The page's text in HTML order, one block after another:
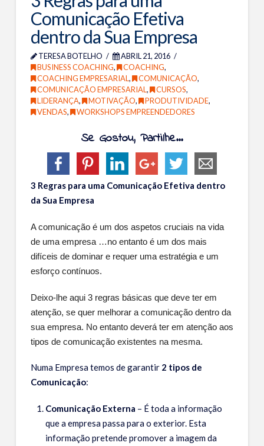
Terapia da Linha do Tempo
Coaching de Equipas Comerciais
Woman’s Executive Coaching
Workshops
Workshops para Empresários
Programas de Coaching
Curso Propósito de Vida
RECURSOS
Oferta de Sessão de Business Coaching 1-1
Diagnostico à Saúde da Sua Empresa
QUAL O SEU DESAFIO?
As Vendas Não Crescem
Falta de Clientes
Comunicação Efetiva
dentro da Sua Empresa
TERESA BOTELHO
ABRIL 21, 2016
BUSINESS COACHING, COACHING,
COACHING EMPRESARIAL, COMUNICAÇÃO,
COMUNICAÇÃO EMPRESARIAL, CURSOS,
LIDERANÇA, MOTIVAÇÃO, PRODUTIVIDADE,
VENDAS, WORKSHOPS EMPREENDEDORES
Se Gostou, Partilhe...
3 Regras para uma Comunicação Efetiva dentro
da Sua Empresa
A comunicação é um dos aspetos cruciais na vida
de uma empresa …no entanto é um dos mais
difíceis de dominar e requer uma estratégia e um
esforço contínuos.
Deixo-lhe aqui 3 regras básicas que deve ter em
atenção, se quer melhorar a comunicação dentro da
sua empresa. No entanto deverá ter em atenção aos
tipos de comunicação existentes na mesma.
Numa Empresa temos de garantir 2 tipos de
Comunicação:
Comunicação Externa – É toda a informação
que a empresa passa para o exterior. Esta
informação pretende promover a imagem da